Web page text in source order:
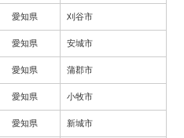
愛知県 刈谷市
愛知県 安城市
愛知県 蒲郡市
愛知県 小牧市
愛知県 新城市